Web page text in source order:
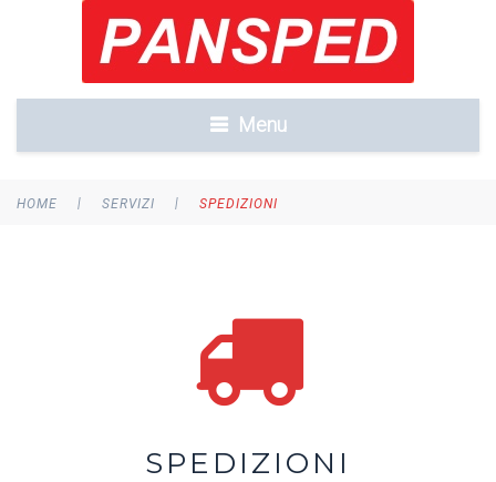
Menu
HOME | SERVIZI | SPEDIZIONI
SPEDIZIONI